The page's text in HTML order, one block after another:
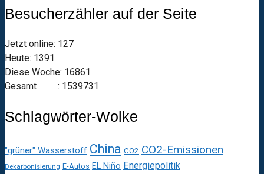
Besucherzähler auf der Seite
Jetzt online: 127
Heute: 1391
Diese Woche: 16861
Gesamt : 1539731
Schlagwörter-Wolke
"grüner" Wasserstoff China CO2 CO2-Emissionen
Dekarbonisierung E-Autos EL Niño Energiepolitik